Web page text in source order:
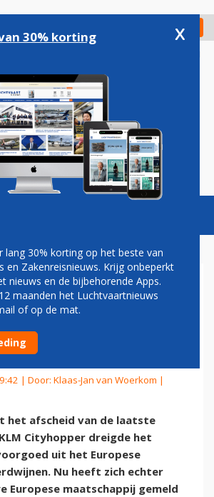
Check in
Podcasts Vacatures
SLAAT VLEUGELS
EUROPESE
| Door: Klaas-Jan van Woerkom |
het afscheid van de laatste
Cityhopper dreigde het
uit het Europese
Nu heeft zich echter
Europese maatschappij gemeld
30% korting x
lang 30% korting op het beste van
en Zakenreisnieuws. Krijg onbeperkt
nieuws en de bijbehorende Apps.
maanden het Luchtvaartnieuws
of op de mat.